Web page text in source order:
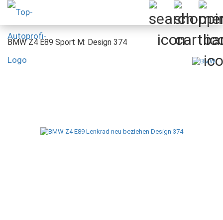
BMW Z4 E89 Sport M: Design 374